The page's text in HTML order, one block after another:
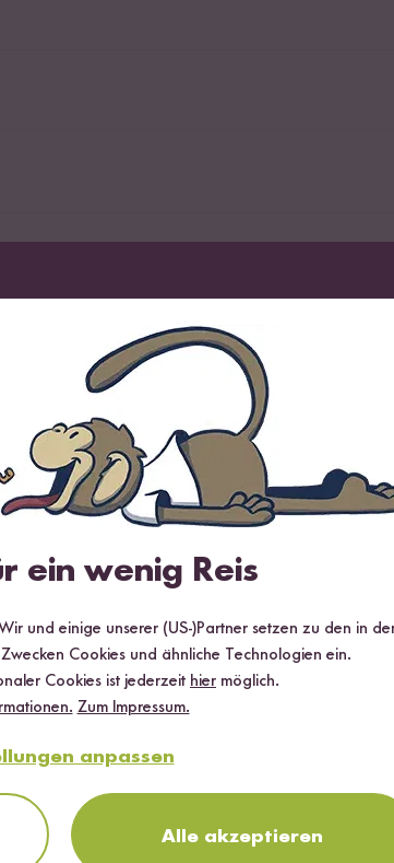
und vorerst zur Seite stellen.
anbraten. 1 EL Reissirup drüber geben und alles
Protein Pulver vermischen.
ein wenig Reis
und einige unserer (US-)Partner setzen zu den in
Cookies und ähnliche Technologien ein.
Cookies ist jederzeit hier möglich.
Zum Impressum.
anpassen
Alle akzeptieren